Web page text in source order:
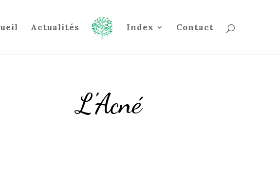
Actualités Index Contact
L'Acné